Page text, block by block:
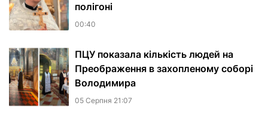
полігоні
00:40
ПЦУ показала кількість людей на
Преображення в захопленому соборі
Володимира
05 Серпня 21:07